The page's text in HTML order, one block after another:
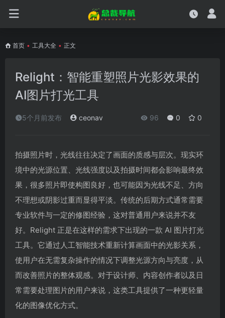
首页 • 工具大全 • 正文
Relight：智能重塑照片光影效果的
AI图片打光工具
5个月前发布 ceonav 96 0 0
拍摄照片时，光线往往决定了画面的质感与层次。现实环
境中的光源位置、光线强度以及拍摄时间都会影响最终效
果，很多照片即使构图良好，也可能因为光线不足、方向
不理想或阴影过重而显得平淡。传统的后期方式通常需要
专业软件与一定的修图经验，这对普通用户来说并不友
好。Relight 正是在这样的需求下出现的一款 AI 图片打光
工具。它通过人工智能技术重新计算画面中的光影关系，
使用户在无需复杂操作的情况下调整光源方向与亮度，从
而改善照片的整体观感。对于设计师、内容创作者以及日
常需要处理图片的用户来说，这类工具提供了一种更轻量
化的图像优化方式。